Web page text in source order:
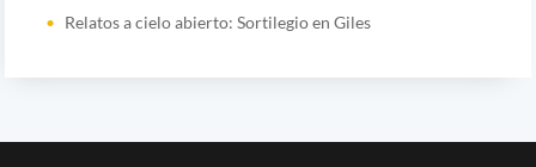
Relatos a cielo abierto: Sortilegio en Giles